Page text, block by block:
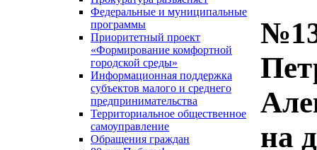
Федеральные и муниципальные
программы
Приоритетный проект
«Формирование комфортной
городской среды»
Информационная поддержка
субъектов малого и среднего
предпринимательства
Территориальное общественное
самоуправление
Обращения граждан
на